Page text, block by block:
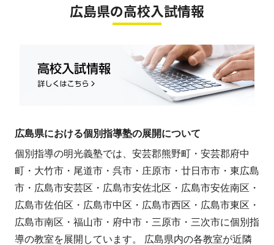
広島県の高校入試情報
広島県における個別指導塾の展開について
個別指導の明光義塾では、安芸郡熊野町・安芸郡府中
町・大竹市・尾道市・呉市・庄原市・廿日市市・東広島
市・広島市安芸区・広島市安佐北区・広島市安佐南区・
広島市佐伯区・広島市中区・広島市西区・広島市東区・
広島市南区・福山市・府中市・三原市・三次市に個別指
導の教室を展開しています。 広島県内の各教室が近隣